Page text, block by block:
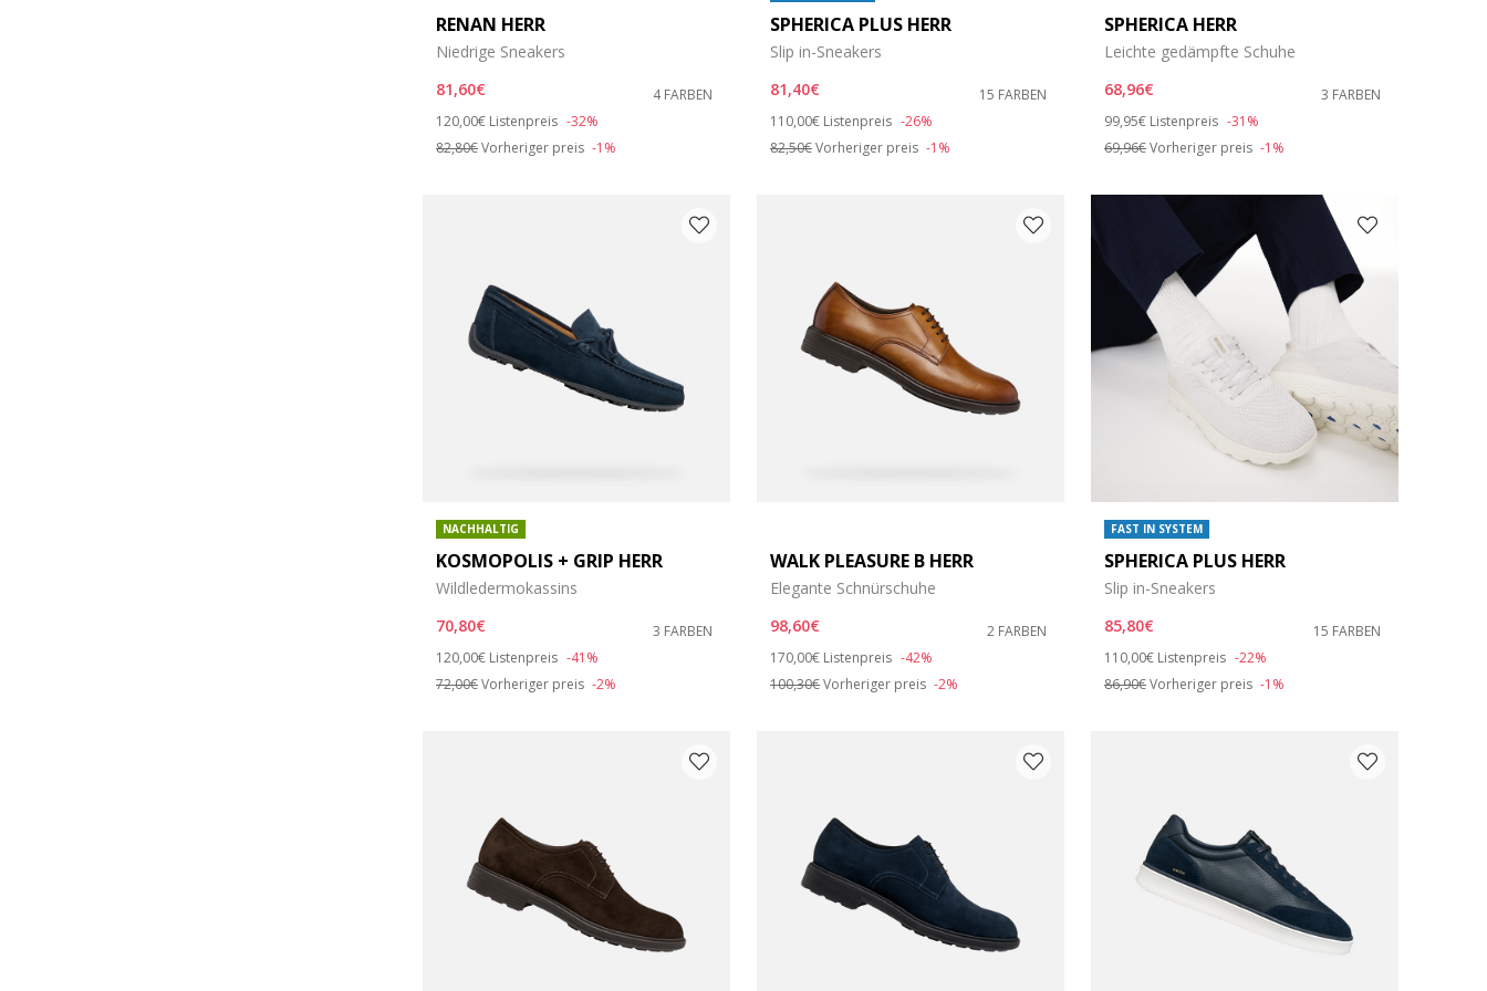
RENAN HERR
Niedrige Sneakers
81,60€
4 FARBEN
Price reduced from
120,00€ to
Listenpreis -32%
82,80€Vorheriger preis -1%
SPHERICA PLUS HERR
Slip in-Sneakers
81,40€
15 FARBEN
Price reduced from
110,00€ to
Listenpreis -26%
82,50€Vorheriger preis -1%
SPHERICA HERR
Leichte gedämpfte Schuhe
68,96€
3 FARBEN
Price reduced from
99,95€ to
Listenpreis -31%
69,96€Vorheriger preis -1%
NACHHALTIG
KOSMOPOLIS + GRIP HERR
Wildledermokassins
70,80€
3 FARBEN
Price reduced from
120,00€ to
Listenpreis -41%
72,00€Vorheriger preis -2%
WALK PLEASURE B HERR
Elegante Schnürschuhe
98,60€
2 FARBEN
Price reduced from
170,00€ to
Listenpreis -42%
100,30€Vorheriger preis -2%
FAST IN SYSTEM
SPHERICA PLUS HERR
Slip in-Sneakers
85,80€
15 FARBEN
Price reduced from
110,00€ to
Listenpreis -22%
86,90€Vorheriger preis -1%